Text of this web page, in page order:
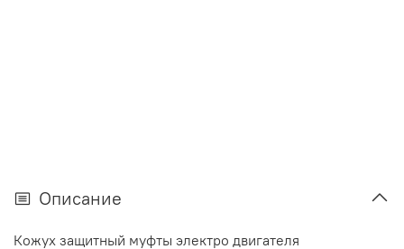
Описание
Кожух защитный муфты электро двигателя